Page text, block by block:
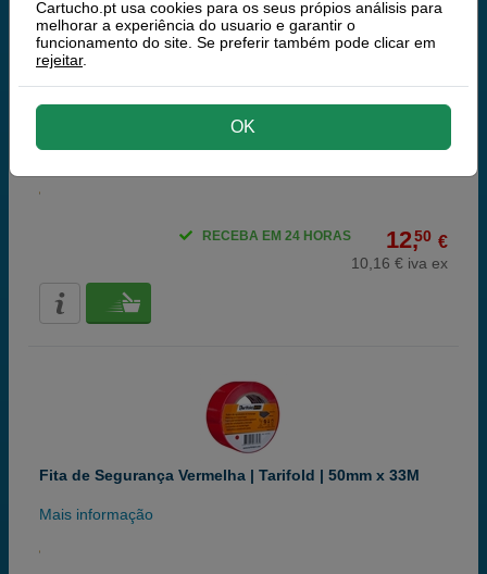
Fita de Segurança Amarelo | Tarifold | 50mm x 33M
Mais informação
12,50 €
10,16 € iva ex
RECEBA EM 24 HORAS
Fita de Segurança Vermelha | Tarifold | 50mm x 33M
Mais informação
Cartucho.pt usa cookies para os seus própios análisis para
melhorar a experiência do usuario e garantir o
funcionamento do site. Se preferir também pode clicar em
rejeitar.
OK